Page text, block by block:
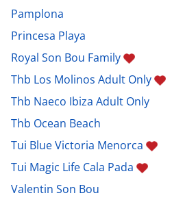
Pamplona
Princesa Playa
Royal Son Bou Family
Thb Los Molinos Adult Only
Thb Naeco Ibiza Adult Only
Thb Ocean Beach
Tui Blue Victoria Menorca
Tui Magic Life Cala Pada
Valentin Son Bou